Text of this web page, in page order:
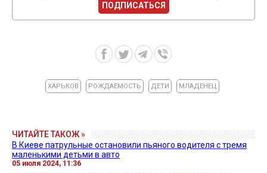
ПОДПИСАТЬСЯ
ХАРЬКОВ РОЖДАЕМОСТЬ ДЕТИ МЛАДЕНЕЦ
ЧИТАЙТЕ ТАКОЖ »
В Киеве патрульные остановили пьяного водителя с тремя
маленькими детьми в авто
05 июля 2024, 11:36